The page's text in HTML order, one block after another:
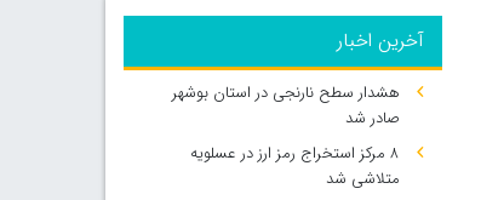
آخرین اخبار
هشدار سطح نارنجی در استان بوشهر
صادر شد
۸ مرکز استخراج رمز ارز در عسلویه
متلاشی شد